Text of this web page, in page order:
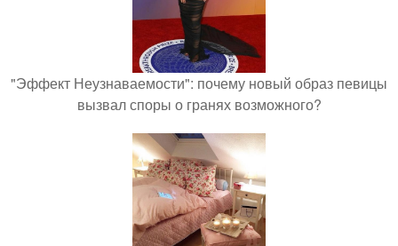
"Эффект Неузнаваемости": почему новый образ певицы
вызвал споры о гранях возможного?